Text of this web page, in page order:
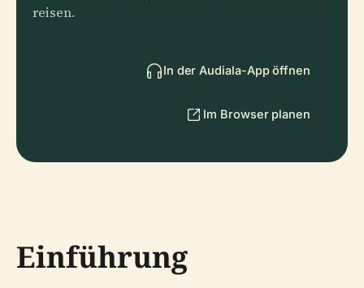
reisen.
In der Audiala-App öffnen
Im Browser planen
Einführung